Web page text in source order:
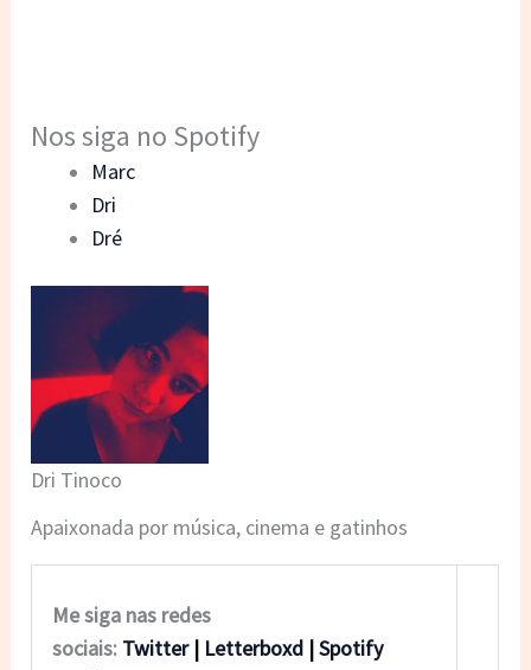
Nos siga no Spotify
Marc
Dri
Dré
Dri Tinoco
Apaixonada por música, cinema e gatinhos
Me siga nas redes
sociais: Twitter| Letterboxd |Spotify